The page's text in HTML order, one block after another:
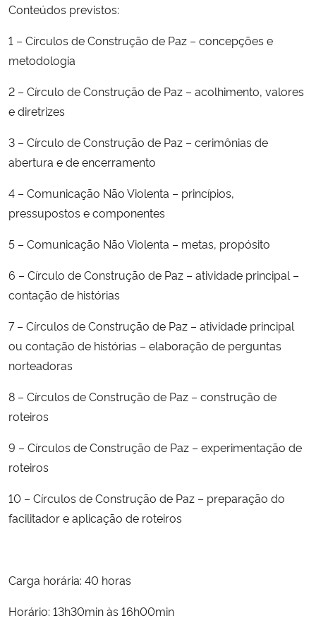
Secretaria de Governo
Advocacia-Geral da União
Banco Central do Brasil
Conteúdos previstos:
1 – Círculos de Construção de Paz – concepções e
metodologia
2 – Círculo de Construção de Paz – acolhimento, valores
e diretrizes
3 – Círculo de Construção de Paz – cerimônias de
abertura e de encerramento
4 – Comunicação Não Violenta – princípios,
pressupostos e componentes
5 – Comunicação Não Violenta – metas, propósito
6 – Círculo de Construção de Paz – atividade principal –
contação de histórias
7 – Círculos de Construção de Paz – atividade principal
ou contação de histórias – elaboração de perguntas
norteadoras
8 – Círculos de Construção de Paz – construção de
roteiros
9 – Círculos de Construção de Paz – experimentação de
roteiros
10 – Círculos de Construção de Paz – preparação do
facilitador e aplicação de roteiros
Carga horária: 40 horas
Horário: 13h30min às 16h00min